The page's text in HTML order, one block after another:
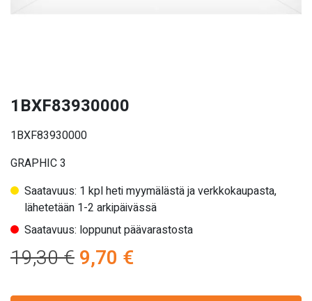
1BXF83930000
1BXF83930000
GRAPHIC 3
Saatavuus: 1 kpl heti myymälästä ja verkkokaupasta,
lähetetään 1-2 arkipäivässä
Saatavuus: loppunut päävarastosta
19,30€Alkuperäinen
9,70 €